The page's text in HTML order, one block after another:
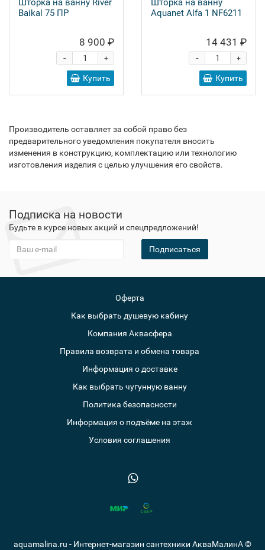
Шторка на ванну River
Baikal 75 ПР
8 900 ₽
+
-
Купить
Шторка на ванну
Aquanet Alfa 1 NF6211
14 431 ₽
+
-
Купить
Производитель оставляет за собой право без
предварительного уведомления покупателя вносить
изменения в конструкцию, комплектацию или технологию
изготовления изделия с целью улучшения его свойств.
Подписка на новости
Будьте в курсе новых акций и спецпредложений!
Подписаться
Оферта
Как выбрать душевую кабину
Компания Аквасфера
Правила возврата и обмена товара
Информация о доставке
Как выбрать чугунную ванну
Политика безопасности
Информация о подъёме на этаж
Условия соглашения
aquamalina.ru - Интернет-магазин сантехники АкваМалинА ©